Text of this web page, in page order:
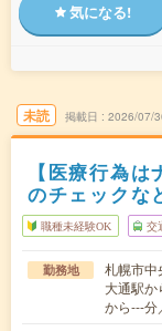
気になる!
未読 掲載日 2026/07/
【医療行為
のチェックな
職種未経験OK 交
勤務地
札幌市中
大通駅
から---分